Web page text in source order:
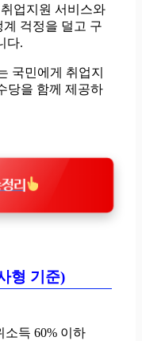
업지원 서비스와
걱정을 덜고 구
다.
국민에게 취업지
당을 함께 제공하
리
형 기준)
소득 60% 이하